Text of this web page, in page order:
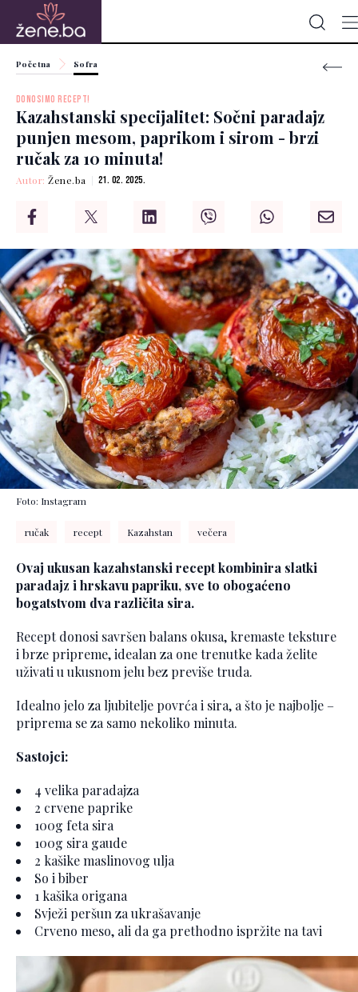
Početna Sofra
DONOSIMO RECEPT!
Kazahstanski specijalitet: Sočni paradajz
punjen mesom, paprikom i sirom - brzi
ručak za 10 minuta!
Autor:Žene.ba 21. 02. 2025.
Foto: Instagram
ručak recept Kazahstan večera
Ovaj ukusan kazahstanski recept kombinira slatki
paradajz i hrskavu papriku, sve to obogaćeno
bogatstvom dva različita sira.
Recept donosi savršen balans okusa, kremaste teksture
i brze pripreme, idealan za one trenutke kada želite
uživati u ukusnom jelu bez previše truda.
Idealno jelo za ljubitelje povrća i sira, a što je najbolje –
priprema se za samo nekoliko minuta.
Sastojci:
4 velika paradajza
2 crvene paprike
100g feta sira
100g sira gaude
2 kašike maslinovog ulja
So i biber
1 kašika origana
Svježi peršun za ukrašavanje
Crveno meso, ali da ga prethodno ispržite na tavi